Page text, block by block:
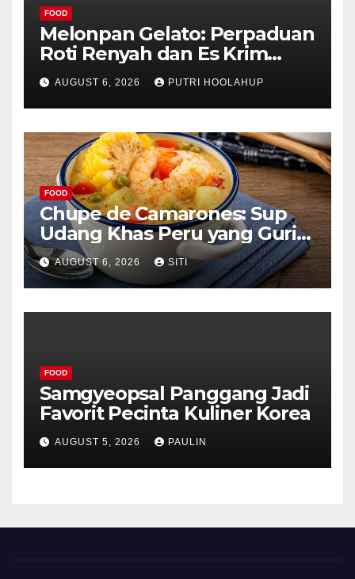
FOOD
Melonpan Gelato: Perpaduan
Roti Renyah dan Es Krim
Lembut yang Menggoda
AUGUST 6, 2026 PUTRI HOOLAHUP
FOOD
Chupe de Camarones: Sup
Udang Khas Peru yang Gurih
Lezat
AUGUST 6, 2026 SITI
FOOD
Samgyeopsal Panggang Jadi
Favorit Pecinta Kuliner Korea
AUGUST 5, 2026 PAULIN